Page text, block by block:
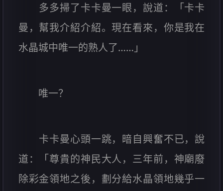
多多掃了卡卡曼一眼，說道：「卡卡
曼，幫我介紹介紹。現在看來，你是我在
水晶城中唯一的熟人了……」
唯一？
卡卡曼心頭一跳，暗自興奮不已，說
道：「尊貴的神民大人，三年前，神廟廢
除彩金領地之後，劃分給水晶領地幾乎一